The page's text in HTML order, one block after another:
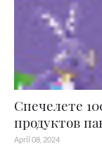
Спечелете
продуктов
April 08, 2024